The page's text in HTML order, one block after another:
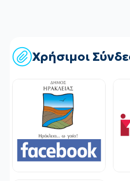
Χρήσιμοι